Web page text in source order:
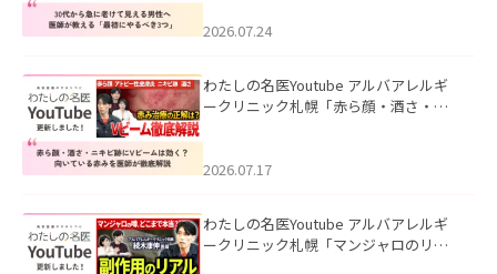
た。
2026.07.24
わたしの名医Youtube アルバアレルギ
ークリニック札幌「赤ら顔・酒さ・ニ
した。
2026.07.17
わたしの名医Youtube アルバアレルギ
ークリニック札幌「マンジャロのリア